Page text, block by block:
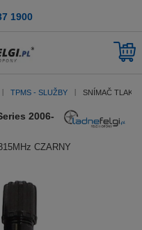
1900
TPMS - SLUŽBY SNÍMAČ TLAKU
2006-
CZARNY